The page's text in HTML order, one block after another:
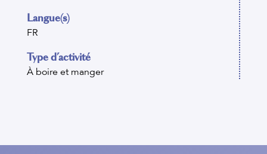
Langue(s)
FR
Type d’activité
À boire et manger